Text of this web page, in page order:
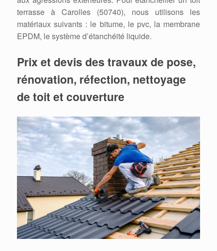
terrasse à Carolles (50740), nous utilisons les
matériaux suivants : le bitume, le pvc, la membrane
EPDM, le système d’étanchéité liquide.
Prix et devis des travaux de pose,
rénovation, réfection, nettoyage
de toit et couverture